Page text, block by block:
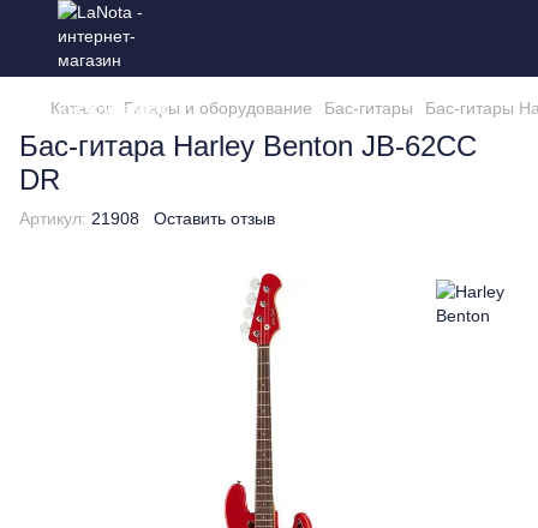
Каталог Гитары и оборудование Бас-гитары Бас-гитары
Бас-гитара Harley Benton JB-62CC
DR
Артикул: 21908 Оставить отзыв